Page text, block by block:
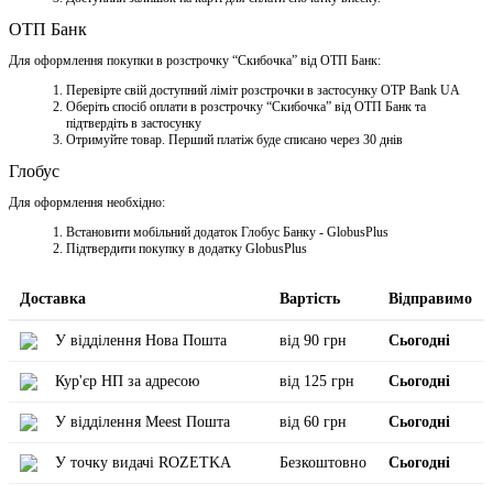
ОТП Банк
Для оформлення покупки в розстрочку “Скибочка” від ОТП Банк:
Перевірте свій доступний ліміт розстрочки в застосунку OTP Bank UA
Оберіть спосіб оплати в розстрочку “Скибочка” від ОТП Банк та
підтвердіть в застосунку
Отримуйте товар. Перший платіж буде списано через 30 днів
Глобус
Для оформлення необхідно:
Встановити мобільний додаток Глобус Банку - GlobusPlus
Підтвердити покупку в додатку GlobusPlus
Доставка Вартість Відправимо
У відділення Нова Пошта від 90 грн Сьогодні
Кур'єр НП за адресою від 125 грн Сьогодні
У відділення Meest Пошта від 60 грн Сьогодні
У точку видачі ROZETKA Безкоштовно Сьогодні